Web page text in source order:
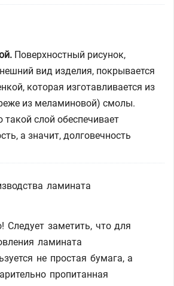
Поверхностный рисунок,
вид изделия, покрывается
которая изготавливается из
из меламиновой) смолы.
такой слой обеспечивает
а значит, долговечность
Следует заметить, что для
ламината
не простая бумага, а
пропитанная